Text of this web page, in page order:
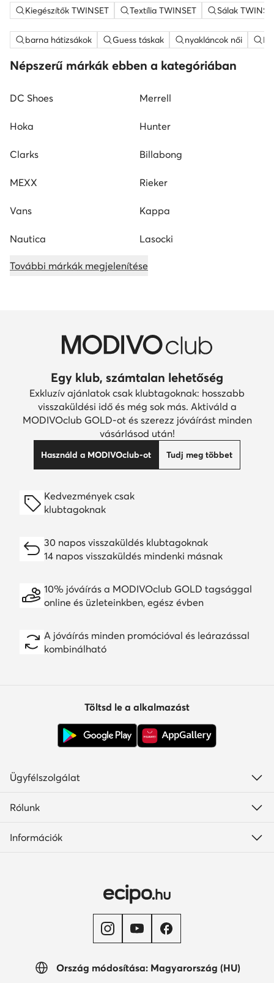
Kiegészítők TWINSET Textília TWINSET Sálak
barna hátizsákok Guess táskak nyakláncok női
Népszerű márkák ebben a kategóriában
DC Shoes Merrell
Hoka Hunter
Clarks Billabong
MEXX Rieker
Vans Kappa
Nautica Lasocki
További márkák megjelenítése
Egy klub, számtalan lehetőség
Exkluzív ajánlatok csak klubtagoknak: hosszabb
visszaküldési idő és még sok más. Aktiváld a
MODIVOclub GOLD-ot és szerezz jóváírást minden
vásárlásod után!
Használd a MODIVOclub-ot Tudj meg többet
Kedvezmények csak
klubtagoknak
30 napos visszaküldés klubtagoknak
14 napos visszaküldés mindenki másnak
10% jóváírás a MODIVOclub GOLD tagsággal
online és üzleteinkben, egész évben
A jóváírás minden promócióval és leárazással
kombinálható
Ország módosítása: Magyarország (HU)
Töltsd le a alkalmazást
Ügyfélszolgálat
Rólunk
Információk